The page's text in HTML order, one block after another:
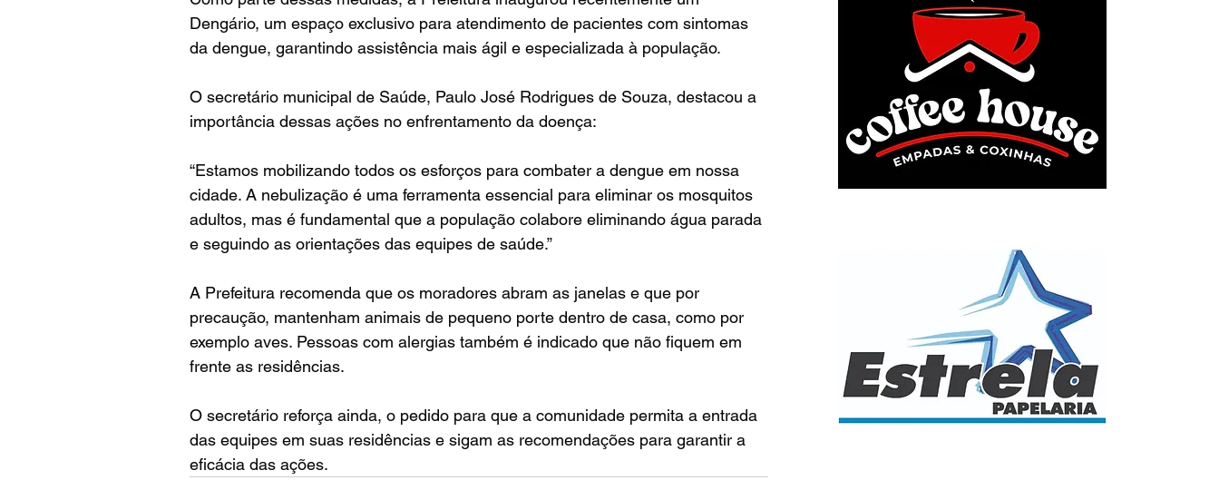
Dengário, um espaço exclusivo para atendimento de pacientes com sintomas
da dengue, garantindo assistência mais ágil e especializada à população.
O secretário municipal de Saúde, Paulo José Rodrigues de Souza, destacou a
importância dessas ações no enfrentamento da doença:
“Estamos mobilizando todos os esforços para combater a dengue em nossa
cidade. A nebulização é uma ferramenta essencial para eliminar os mosquitos
adultos, mas é fundamental que a população colabore eliminando água parada
e seguindo as orientações das equipes de saúde.”
A Prefeitura recomenda que os moradores abram as janelas e que por
precaução, mantenham animais de pequeno porte dentro de casa, como por
exemplo aves. Pessoas com alergias também é indicado que não fiquem em
frente as residências.
O secretário reforça ainda, o pedido para que a comunidade permita a entrada
das equipes em suas residências e sigam as recomendações para garantir a
eficácia das ações.